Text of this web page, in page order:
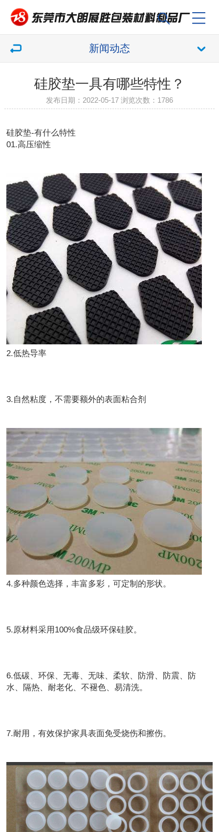
新闻动态
硅胶垫一具有哪些特性？
发布日期：2022-05-17 浏览次数： 1786
硅胶垫-有什么特性
01.高压缩性
2.低热导率
3.自然粘度，不需要额外的表面粘合剂
4.多种颜色选择，丰富多彩，可定制的形状。
5.原材料采用100%食品级环保硅胶。
6.低碳、环保、无毒、无味、柔软、防滑、防震、防
水、隔热、耐老化、不褪色、易清洗。
7.耐用，有效保护家具表面免受烧伤和擦伤。